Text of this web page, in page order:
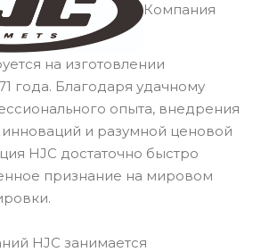
Компания
на изготовлении
года. Благодаря удачному
опыта, внедрения
инноваций и разумной ценовой
HJC достаточно быстро
признание на мировом
HJC занимается